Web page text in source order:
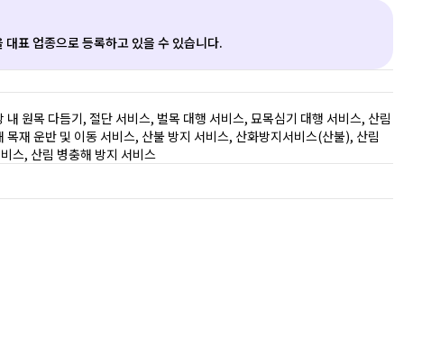
표 업종으로 등록하고 있을 수 있습니다.
원목 다듬기, 절단 서비스, 벌목 대행 서비스, 묘목심기 대행 서비스, 산림
재 운반 및 이동 서비스, 산불 방지 서비스, 산화방지서비스(산불), 산림
스, 산림 병충해 방지 서비스